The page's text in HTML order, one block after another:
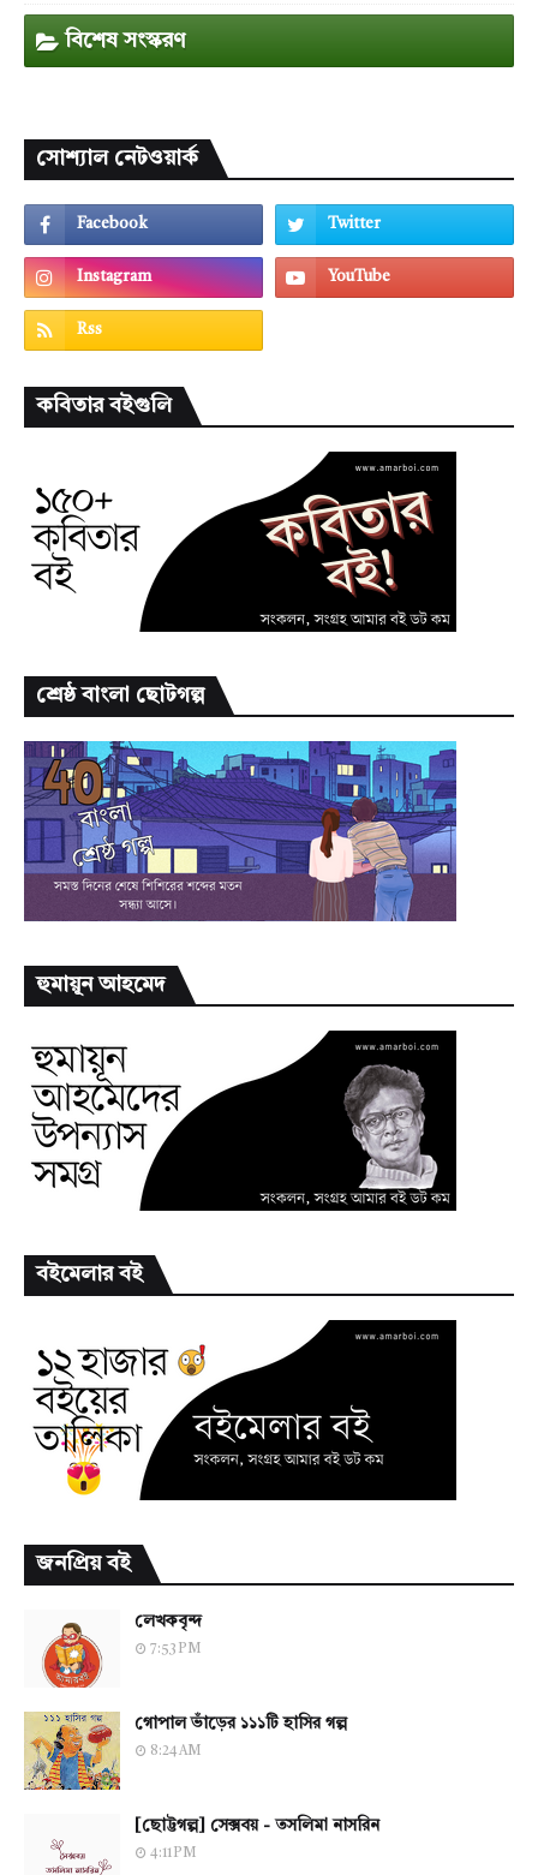
বিশেষ সংস্করণ
সোশ্যাল নেটওয়ার্ক
কবিতার বইগুলি
শ্রেষ্ঠ বাংলা ছোটগল্প
হুমায়ূন আহমেদ
বইমেলার বই
জনপ্রিয় বই
লেখকবৃন্দ
7:53 PM
গোপাল ভাঁড়ের ১১১টি হাসির গল্প
8:24 AM
[ছোট্টগল্প] সেক্সবয় - তসলিমা নাসরিন
4:11 PM